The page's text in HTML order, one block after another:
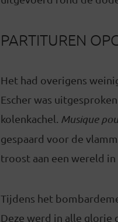
PARTITUREN
Het had overigens
Escher was
kolenkachel. Musique
gespaard voor de
troost aan een wereld in
Tijdens het
Deze werd in alle glorie